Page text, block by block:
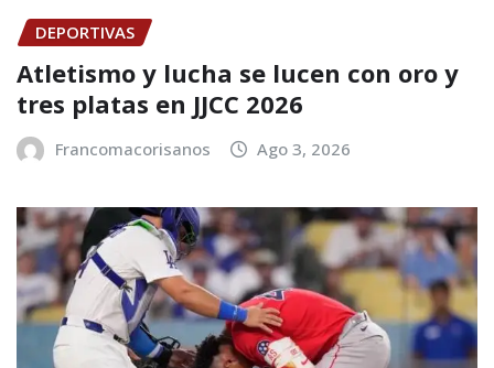
DEPORTIVAS
Atletismo y lucha se lucen con oro y
tres platas en JJCC 2026
Francomacorisanos Ago 3, 2026